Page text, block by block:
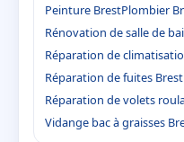
Peinture BrestPlombier
Rénovation de salle de
Réparation de
Réparation de fuites Brest
Réparation de volets
Vidange bac à graisses